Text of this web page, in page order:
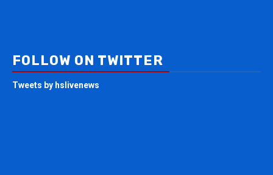
FOLLOW ON TWITTER
Tweets by hslivenews